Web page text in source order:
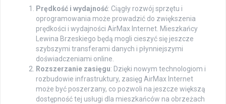
Prędkość i wydajność: Ciągły rozwój sprzętu i
oprogramowania może prowadzić do zwiększenia
prędkości i wydajności AirMax Internet. Mieszkańcy
Lewina Brzeskiego będą mogli cieszyć się jeszcze
szybszymi transferami danych i płynniejszymi
doświadczeniami online.
Rozszerzanie zasięgu: Dzięki nowym technologiom i
rozbudowie infrastruktury, zasięg AirMax Internet
może być poszerzany, co pozwoli na jeszcze większą
dostępność tej usługi dla mieszkańców na obrzeżach